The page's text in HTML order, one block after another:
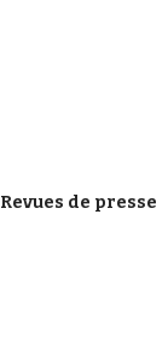
Revues de presse